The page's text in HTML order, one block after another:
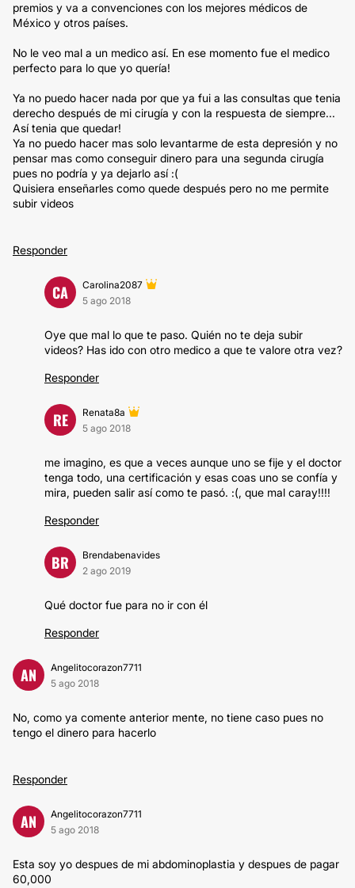
premios y va a convenciones con los mejores médicos de
México y otros países.
No le veo mal a un medico así. En ese momento fue el medico
perfecto para lo que yo quería!
Ya no puedo hacer nada por que ya fui a las consultas que tenia
derecho después de mi cirugía y con la respuesta de siempre...
Así tenia que quedar!
Ya no puedo hacer mas solo levantarme de esta depresión y no
pensar mas como conseguir dinero para una segunda cirugía
pues no podría y ya dejarlo así :(
Quisiera enseñarles como quede después pero no me permite
subir videos
Responder
CA
Carolina2087
5 ago 2018
Oye que mal lo que te paso. Quién no te deja subir
videos? Has ido con otro medico a que te valore otra vez?
Responder
RE
Renata8a
5 ago 2018
me imagino, es que a veces aunque uno se fije y el doctor
tenga todo, una certificación y esas coas uno se confía y
mira, pueden salir así como te pasó. :(, que mal caray!!!!
Responder
BR
Brendabenavides
2 ago 2019
Qué doctor fue para no ir con él
Responder
AN
Angelitocorazon7711
5 ago 2018
No, como ya comente anterior mente, no tiene caso pues no
tengo el dinero para hacerlo
Responder
AN
Angelitocorazon7711
5 ago 2018
Esta soy yo despues de mi abdominoplastia y despues de pagar
60,000